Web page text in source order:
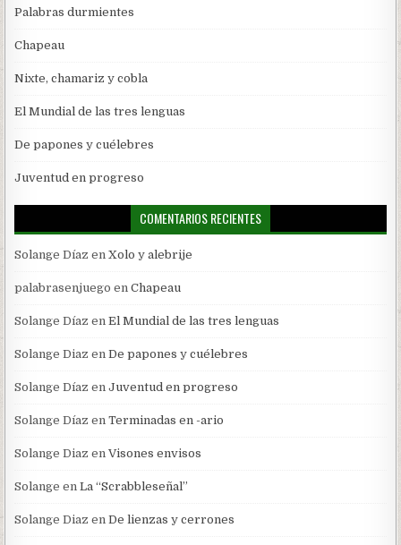
Palabras durmientes
Chapeau
Nixte, chamariz y cobla
El Mundial de las tres lenguas
De papones y cuélebres
Juventud en progreso
COMENTARIOS RECIENTES
Solange Díaz enXolo y alebrije
palabrasenjuego enChapeau
Solange Díaz enEl Mundial de las tres lenguas
Solange Diaz enDe papones y cuélebres
Solange Díaz enJuventud en progreso
Solange Díaz enTerminadas en -ario
Solange Diaz enVisones envisos
Solange enLa “Scrabbleseñal”
Solange Diaz enDe lienzas y cerrones